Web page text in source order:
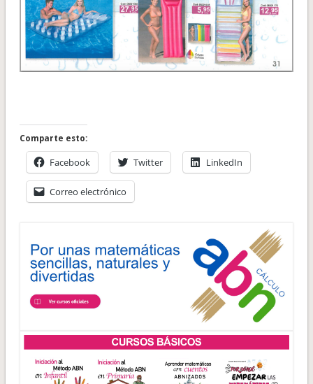
Comparte esto:
Facebook Twitter LinkedIn
Correo electrónico